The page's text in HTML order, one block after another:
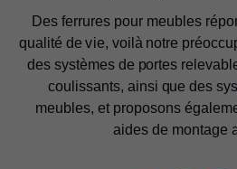
Des ferrures pour meubles
qualité de vie, voilà notre
des systèmes de portes
coulissants, ainsi que des
meubles, et proposons
aides de montage